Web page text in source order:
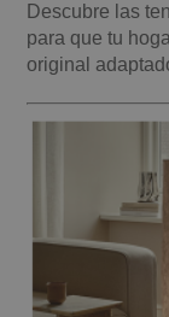
Descubre las
para que tu
original